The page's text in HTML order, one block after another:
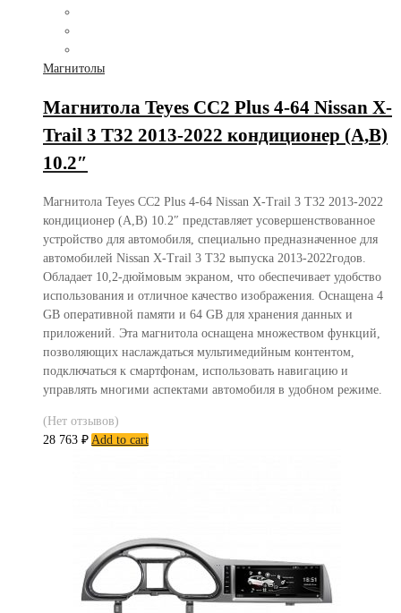
Магнитолы
Магнитола Teyes CC2 Plus 4-64 Nissan X-
Trail 3 T32 2013-2022 кондиционер (A,B)
10.2″
Магнитола Teyes CC2 Plus 4-64 Nissan X-Trail 3 T32 2013-2022
кондиционер (A,B) 10.2″ представляет усовершенствованное
устройство для автомобиля, специально предназначенное для
автомобилей Nissan X-Trail 3 T32 выпуска 2013-2022годов.
Обладает 10,2-дюймовым экраном, что обеспечивает удобство
использования и отличное качество изображения. Оснащена 4
GB оперативной памяти и 64 GB для хранения данных и
приложений. Эта магнитола оснащена множеством функций,
позволяющих наслаждаться мультимедийным контентом,
подключаться к смартфонам, использовать навигацию и
управлять многими аспектами автомобиля в удобном режиме.
(Нет отзывов)
28 763 ₽ Add to cart